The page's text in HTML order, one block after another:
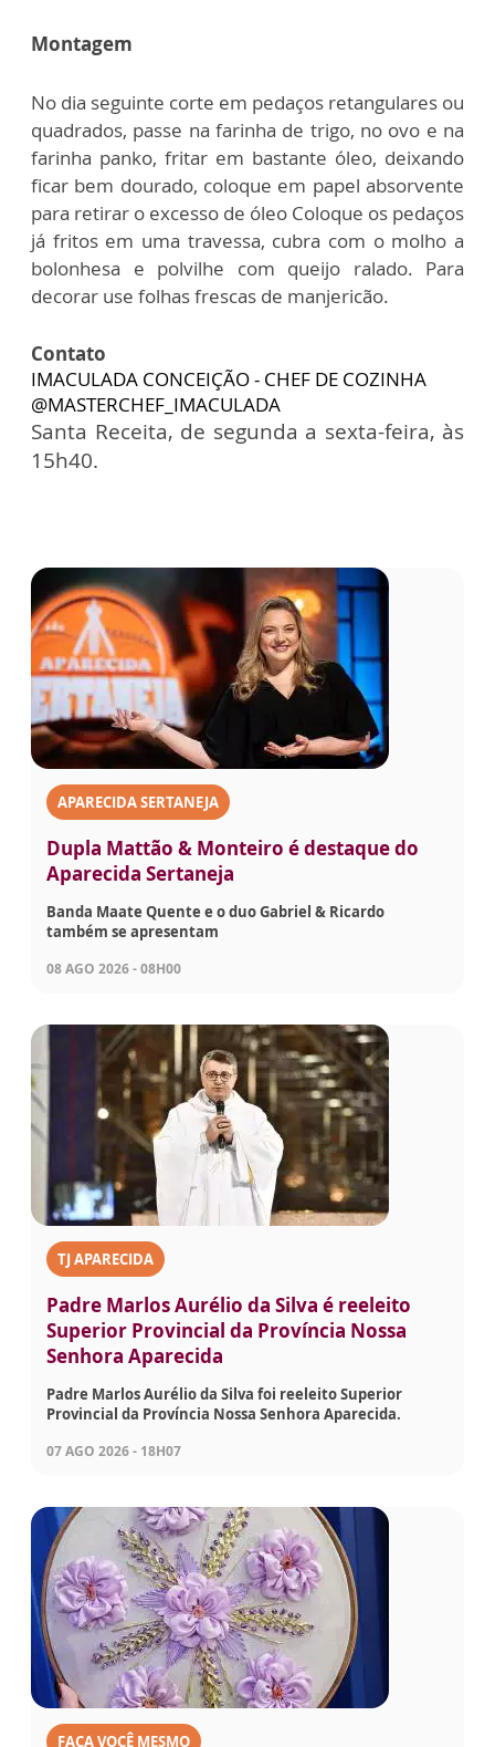
Montagem
No dia seguinte corte em pedaços retangulares ou
quadrados, passe na farinha de trigo, no ovo e na
farinha panko, fritar em bastante óleo, deixando
ficar bem dourado, coloque em papel absorvente
para retirar o excesso de óleo Coloque os pedaços
já fritos em uma travessa, cubra com o molho a
bolonhesa e polvilhe com queijo ralado. Para
decorar use folhas frescas de manjericão.
Contato
IMACULADA CONCEIÇÃO - CHEF DE COZINHA
@MASTERCHEF_IMACULADA
Santa Receita, de segunda a sexta-feira, às
15h40.
APARECIDA SERTANEJA
Dupla Mattão & Monteiro é destaque do
Aparecida Sertaneja
Banda Maate Quente e o duo Gabriel & Ricardo
também se apresentam
08 AGO 2026 - 08H00
TJ APARECIDA
Padre Marlos Aurélio da Silva é reeleito
Superior Provincial da Província Nossa
Senhora Aparecida
Padre Marlos Aurélio da Silva foi reeleito Superior
Provincial da Província Nossa Senhora Aparecida.
07 AGO 2026 - 18H07
FAÇA VOCÊ MESMO